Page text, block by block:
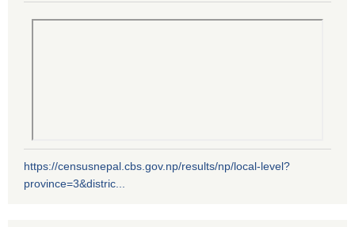
https://censusnepal.cbs.gov.np/results/np/local-level?
province=3&distric...